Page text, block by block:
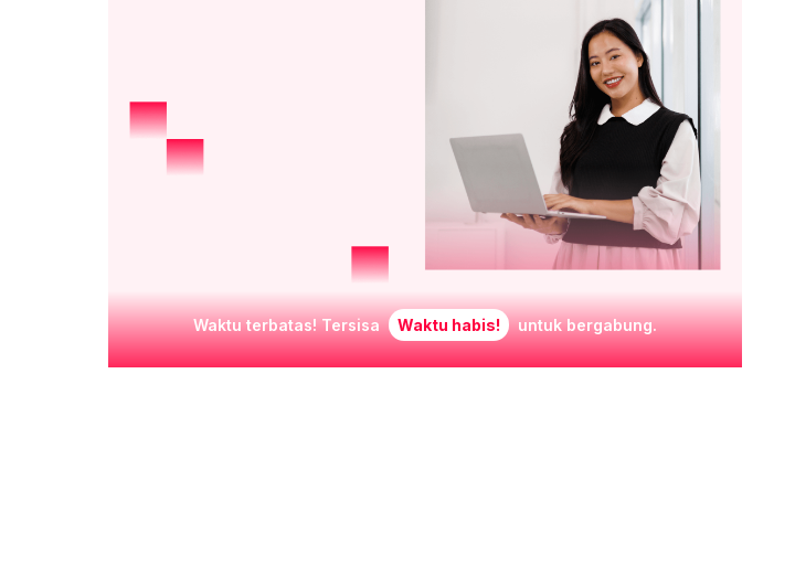
Waktu terbatas! Tersisa Waktu habis! untuk bergabung.